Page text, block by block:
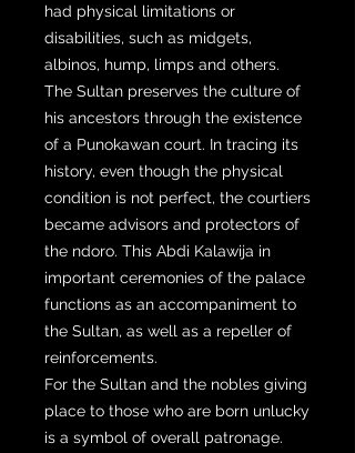
had physical limitations or
disabilities, such as midgets,
albinos, hump, limps and others.
The Sultan preserves the culture of
his ancestors through the existence
of a Punokawan court. In tracing its
history, even though the physical
condition is not perfect, the courtiers
became advisors and protectors of
the ndoro. This Abdi Kalawija in
important ceremonies of the palace
functions as an accompaniment to
the Sultan, as well as a repeller of
reinforcements.
For the Sultan and the nobles giving
place to those who are born unlucky
is a symbol of overall patronage.